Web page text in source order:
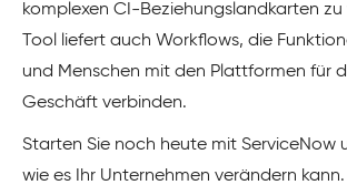
komplexen CI-Beziehungslandkarten zu
Tool liefert auch Workflows, die
und Menschen mit den Plattformen für
Geschäft verbinden.
Starten Sie noch heute mit ServiceNow
wie es Ihr Unternehmen verändern kann.